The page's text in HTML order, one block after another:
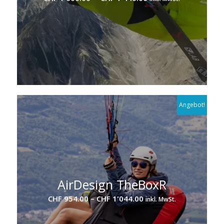
Preis
war:
CHF 1'600.00
Preis
ist:
CHF 1'440.00.
AirDesign TheBoxR
CHF954.00 –CHF1'044.00Preisspanne:
CHF 954.00
bis
inkl. MwSt.
Angebot!